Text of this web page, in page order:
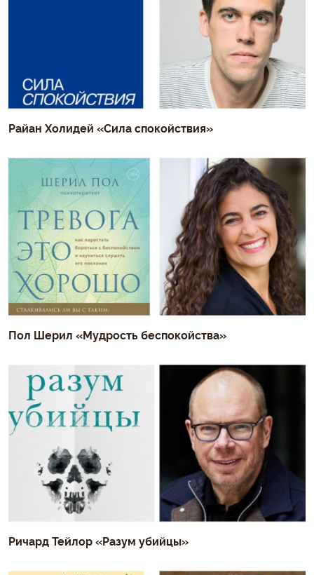
Райан Холидей «Сила спокойствия»
Пол Шерил «Мудрость беспокойства»
Ричард Тейлор «Разум убийцы»